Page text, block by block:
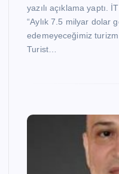
yazılı açıklama yaptı.
“Aylık 7.5 milyar dolar
edemeyeceğimiz
Turist…